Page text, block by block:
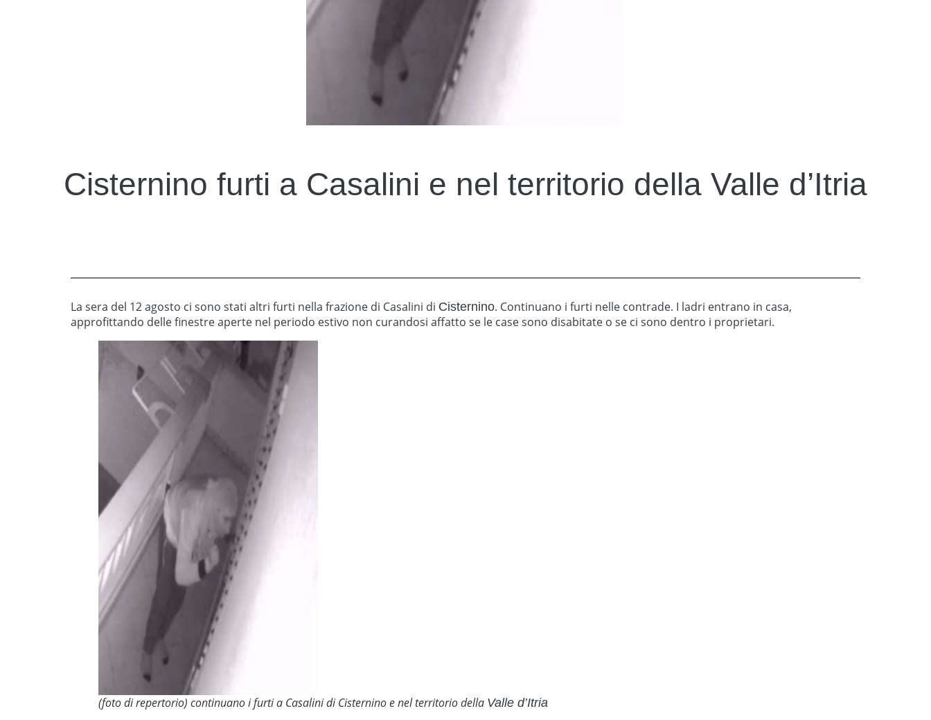
Cisternino furti a Casalini e nel territorio della Valle d’Itria
La sera del 12 agosto ci sono stati altri furti nella frazione di Casalini di Cisternino. Continuano i furti nelle contrade. I ladri entrano in casa,
approfittando delle finestre aperte nel periodo estivo non curandosi affatto se le case sono disabitate o se ci sono dentro i proprietari.
(foto di repertorio) continuano i furti a Casalini di Cisternino e nel territorio della Valle d’Itria